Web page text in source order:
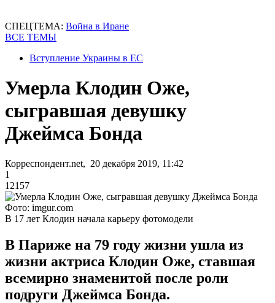
СПЕЦТЕМА: Война в Иране
ВСЕ ТЕМЫ
Вступление Украины в ЕС
Умерла Клодин Оже,
сыгравшая девушку
Джеймса Бонда
Корреспондент.net, 20 декабря 2019, 11:42
1
12157
Фото: imgur.com
В 17 лет Клодин начала карьеру фотомодели
В Париже на 79 году жизни ушла из
жизни актриса Клодин Оже, ставшая
всемирно знаменитой после роли
подруги Джеймса Бонда.